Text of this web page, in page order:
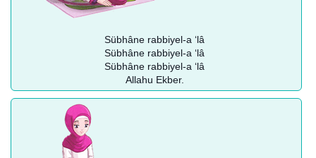
Sübhâne rabbiyel-a ‘lâ
Sübhâne rabbiyel-a ‘lâ
Sübhâne rabbiyel-a ‘lâ
Allahu Ekber.